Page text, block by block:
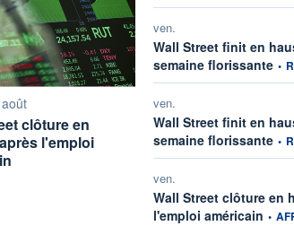
fournie par
clôture en
l'emploi
ven.
Wall Street finit en
semaine florissante •
ven.
Wall Street finit en
semaine florissante •
ven.
Wall Street clôture en
l'emploi américain •